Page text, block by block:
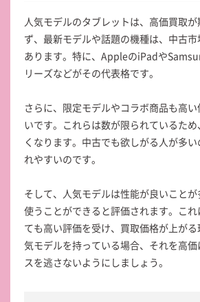
人気モデルのタブレットは、高価買取
ず、最新モデルや話題の機種は、中古
あります。特に、AppleのiPadや
リーズなどがその代表格です。
さらに、限定モデルやコラボ商品も高
いです。これらは数が限られているた
くなります。中古でも欲しがる人が多
れやすいのです。
そして、人気モデルは性能が良いこと
使うことができると評価されます。こ
ても高い評価を受け、買取価格が上が
気モデルを持っている場合、それを高
スを逃さないようにしましょう。